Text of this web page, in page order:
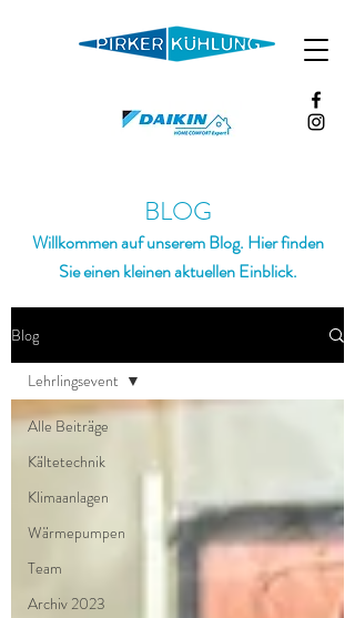
BLOG
Willkommen auf unserem Blog. Hier finden
Sie einen kleinen aktuellen Einblick.
Blog
Alle Beiträge
Kältetechnik
Klimaanlagen
Wärmepumpen
Team
Archiv 2023
Lehrlingsevent